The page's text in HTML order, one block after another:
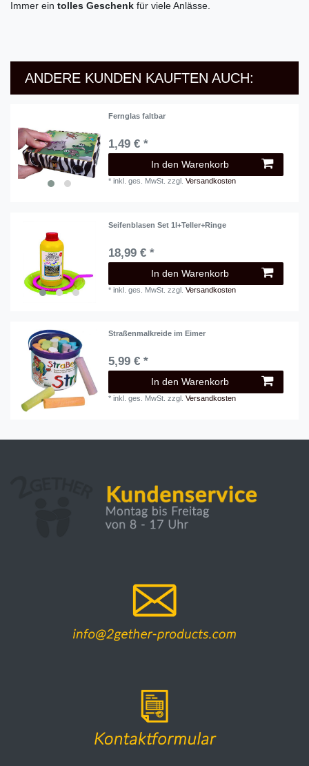
Immer ein tolles Geschenk für viele Anlässe.
ANDERE KUNDEN KAUFTEN AUCH:
Fernglas faltbar
1,49 € *
In den Warenkorb
*inkl. ges. MwSt. zzgl.Versandkosten
Seifenblasen Set 1l+Teller+Ringe
18,99 € *
In den Warenkorb
*inkl. ges. MwSt. zzgl.Versandkosten
Straßenmalkreide im Eimer
5,99 € *
In den Warenkorb
*inkl. ges. MwSt. zzgl.Versandkosten